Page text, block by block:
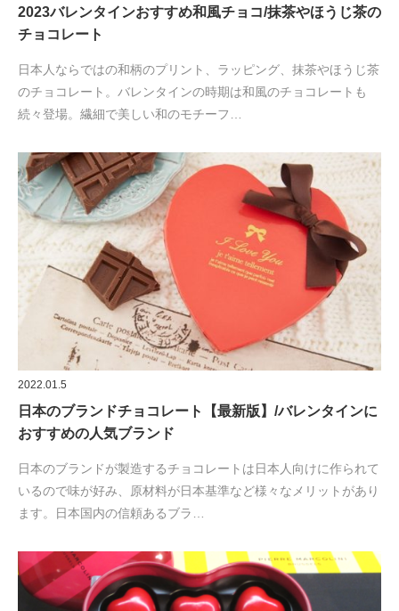
2023バレンタインおすすめ和風チョコ/抹茶やほうじ茶の
チョコレート
日本人ならではの和柄のプリント、ラッピング、抹茶やほうじ茶
のチョコレート。バレンタインの時期は和風のチョコレートも
続々登場。繊細で美しい和のモチーフ…
2022.01.5
日本のブランドチョコレート【最新版】/バレンタインに
おすすめの人気ブランド
日本のブランドが製造するチョコレートは日本人向けに作られて
いるので味が好み、原材料が日本基準など様々なメリットがあり
ます。日本国内の信頼あるブラ…